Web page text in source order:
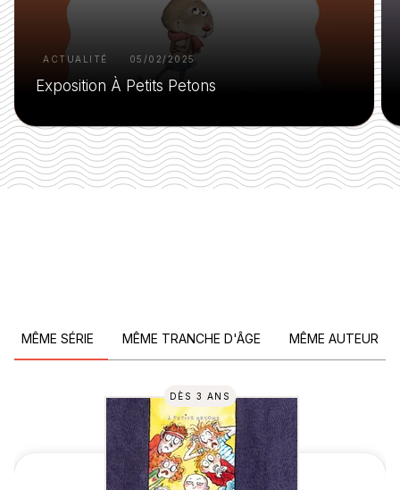
ACTUALITÉ 05/02/2025
Exposition À Petits Petons
MÊME SÉRIE MÊME TRANCHE D'ÂGE MÊME AUTEUR
DÈS 3 ANS